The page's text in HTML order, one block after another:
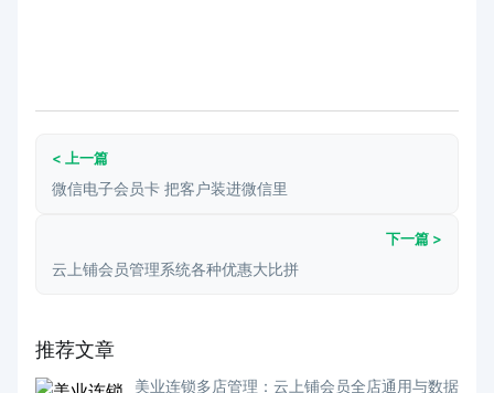
< 上一篇
微信电子会员卡 把客户装进微信里
下一篇 >
云上铺会员管理系统各种优惠大比拼
推荐文章
美业连锁多店管理：云上铺会员全店通用与数据